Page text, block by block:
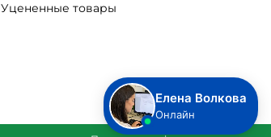
Уцененные товары